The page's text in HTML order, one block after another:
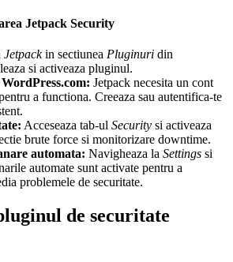
Jetpack Security
Jetpackin sectiunea Pluginuri din
si activeaza pluginul.
Jetpack necesita un cont
a functiona. Creeaza sau autentifica-te
Acceseaza tab-ul Security si activeaza
brute force si monitorizare downtime.
automata: Navigheaza la Settings si
automate sunt activate pentru a
problemele de securitate.
de securitate